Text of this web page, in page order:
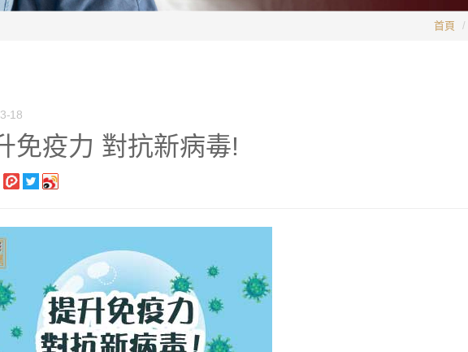
家庭號
系列
髮粥品系列
品
精、30日坐月子調養套組
首頁
18
免疫力 對抗新病毒!